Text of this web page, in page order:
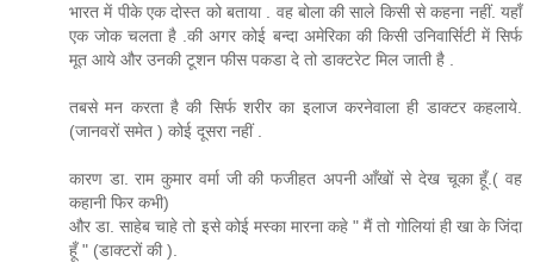
भारत में पीके एक दोस्त को बताया . वह बोला की साले किसी से कहना नहीं. यहाँ
एक जोक चलता है .की अगर कोई बन्दा अमेरिका की किसी उनिवार्सिटी में सिर्फ
मूत आये और उनकी टूशन फीस पकडा दे तो डाक्टरेट मिल जाती है .
तबसे मन करता है की सिर्फ शरीर का इलाज करनेवाला ही डाक्टर कहलाये.
(जानवरों समेत ) कोई दूसरा नहीं .
कारण डा. राम कुमार वर्मा जी की फजीहत अपनी आँखों से देख चूका हूँ.( वह
कहानी फिर कभी)
और डा. साहेब चाहे तो इसे कोई मस्का मारना कहे " मैं तो गोलियां ही खा के जिंदा
हूँ " (डाक्टरों की ).